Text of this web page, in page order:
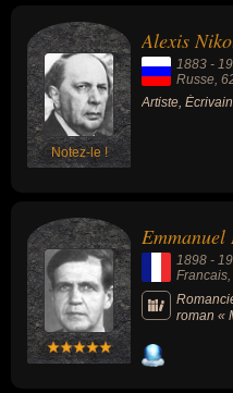
Notez-le !
Alexis
1883 -
Russe ,
Artiste,
Emmanuel
1898 -
Francais
roman «